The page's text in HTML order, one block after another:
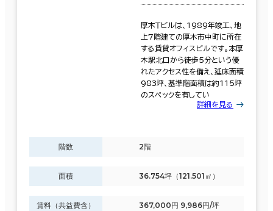
厚木Ｔビルは、1989年竣工、地
上7階建ての厚木市中町に所在
する賃貸オフィスビルです。本厚
木駅北口から徒歩5分という優
れたアクセス性を備え、延床面積
983坪、基準階面積は約115坪
のスペックを有してい
詳細を見る
階数 2階
面積 36.754坪（121.501㎡）
賃料（共益費含） 367,000円 9,986円/坪